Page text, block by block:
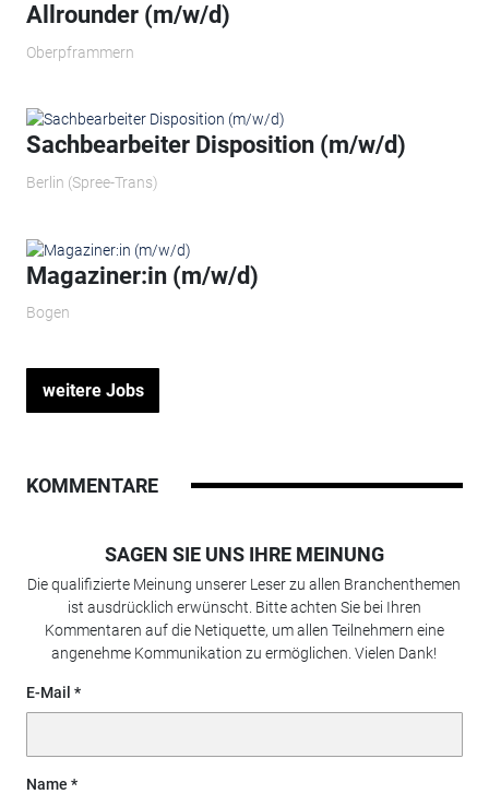
Allrounder (m/w/d)
Oberpframmern
Sachbearbeiter Disposition (m/w/d)
Berlin (Spree-Trans)
Magaziner:in (m/w/d)
Bogen
weitere Jobs
KOMMENTARE
SAGEN SIE UNS IHRE MEINUNG
Die qualifizierte Meinung unserer Leser zu allen Branchenthemen
ist ausdrücklich erwünscht. Bitte achten Sie bei Ihren
Kommentaren auf die Netiquette, um allen Teilnehmern eine
angenehme Kommunikation zu ermöglichen. Vielen Dank!
E-Mail
Name